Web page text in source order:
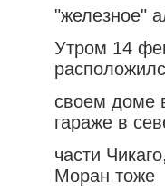
"железное"
Утром 14
своем доме
гараже в
части
Моран тоже